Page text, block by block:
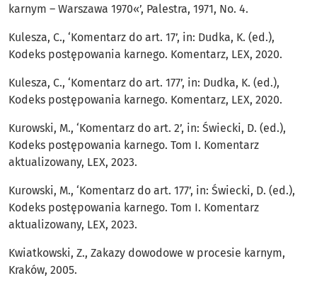
karnym – Warszawa 1970«’, Palestra, 1971, No. 4.
Kulesza, C., ‘Komentarz do art. 17’, in: Dudka, K. (ed.),
Kodeks postępowania karnego. Komentarz, LEX, 2020.
Kulesza, C., ‘Komentarz do art. 177’, in: Dudka, K. (ed.),
Kodeks postępowania karnego. Komentarz, LEX, 2020.
Kurowski, M., ‘Komentarz do art. 2’, in: Świecki, D. (ed.),
Kodeks postępowania karnego. Tom I. Komentarz
aktualizowany, LEX, 2023.
Kurowski, M., ‘Komentarz do art. 177’, in: Świecki, D. (ed.),
Kodeks postępowania karnego. Tom I. Komentarz
aktualizowany, LEX, 2023.
Kwiatkowski, Z., Zakazy dowodowe w procesie karnym,
Kraków, 2005.